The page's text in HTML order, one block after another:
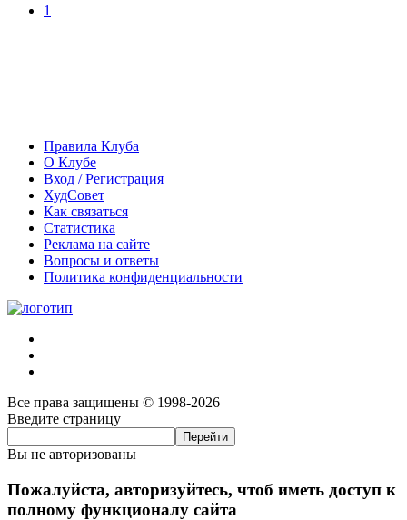
1
Правила Клуба
О Клубе
Вход / Регистрация
ХудСовет
Как связаться
Статистика
Реклама на сайте
Вопросы и ответы
Политика конфиденциальности
Все права защищены © 1998-2026
Введите страницу
Вы не авторизованы
Пожалуйста, авторизуйтесь, чтоб иметь доступ к
полному функционалу сайта